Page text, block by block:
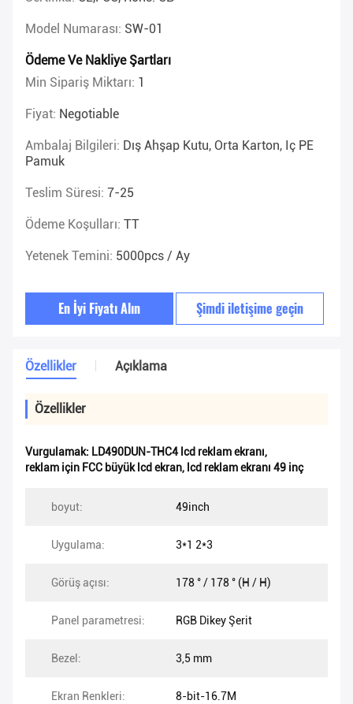
Model Numarası: SW-01
Ödeme Ve Nakliye Şartları
Min Sipariş Miktarı: 1
Fiyat: Negotiable
Ambalaj Bilgileri: Dış Ahşap Kutu, Orta Karton, Iç PE
Pamuk
Teslim Süresi: 7-25
Ödeme Koşulları: TT
Yetenek Temini: 5000pcs / Ay
En İyi Fiyatı Alın Şimdi iletişime geçin
Özellikler Açıklama
Özellikler
Vurgulamak: LD490DUN-THC4 lcd reklam ekranı,
reklam için FCC büyük lcd ekran, lcd reklam ekranı 49 inç
boyut: 49inch
Uygulama: 3*1 2*3
Görüş açısı: 178 ° / 178 ° (H / H)
Panel parametresi: RGB Dikey Şerit
Bezel: 3,5 mm
Ekran Renkleri: 8-bit-16.7M